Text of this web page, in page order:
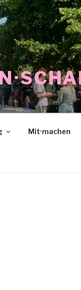
Mit·machen